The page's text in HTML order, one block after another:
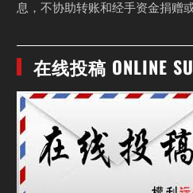
息，不协助转账和经手资金捐赠
在线投稿 ONLINE